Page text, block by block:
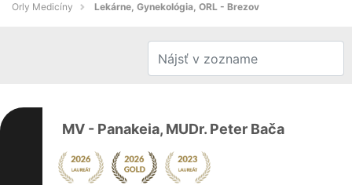
Orly Medicíny Lekárne, Gynekológia, ORL - Brezov
MV - Panakeia, MUDr. Peter Bača